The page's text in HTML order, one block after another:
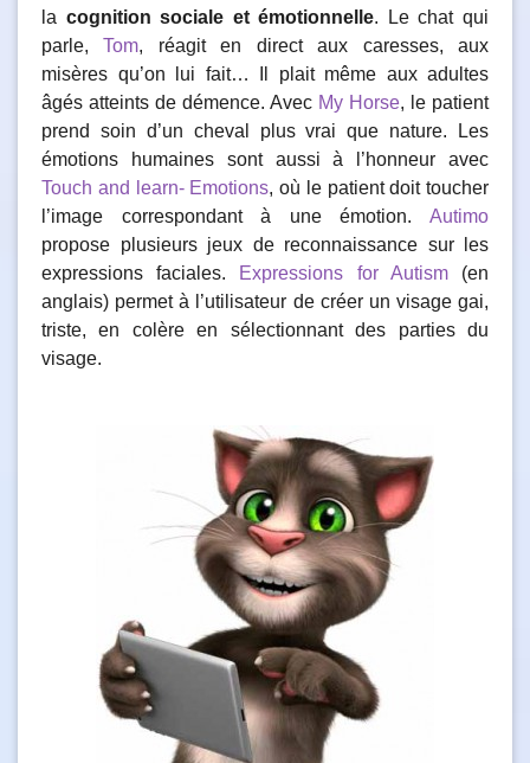
la cognition sociale et émotionnelle. Le chat qui
parle,Tom, réagit en direct aux caresses, aux
misères qu’on lui fait… Il plait même aux adultes
âgés atteints de démence. Avec My Horse, le patient
prend soin d’un cheval plus vrai que nature. Les
émotions humaines sont aussi à l’honneur avec
Touch and learn- Emotions, où le patient doit toucher
l’image correspondant à une émotion. Autimo
propose plusieurs jeux de reconnaissance sur les
expressions faciales. Expressions for Autism(en
anglais) permet à l’utilisateur de créer un visage gai,
triste, en colère en sélectionnant des parties du
visage.